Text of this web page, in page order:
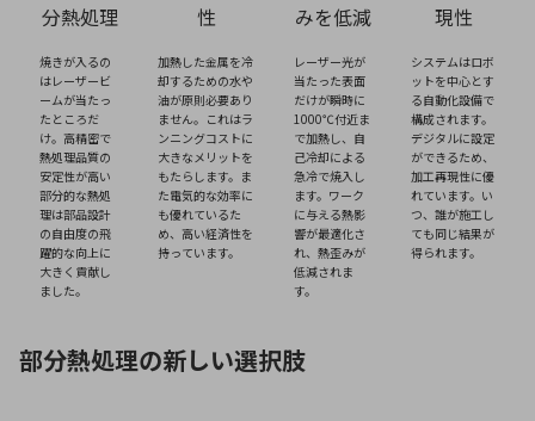
分熱処理
焼きが入るの
はレーザービ
ームが当たっ
たところだ
け。高精密で
熱処理品質の
安定性が高い
部分的な熱処
理は部品設計
の自由度の飛
躍的な向上に
大きく貢献し
ました。
性
加熱した金属を冷
却するための水や
油が原則必要あり
ません。これはラ
ンニングコストに
大きなメリットを
もたらします。ま
た電気的な効率に
も優れているた
め、高い経済性を
持っています。
みを低減
レーザー光が
当たった表面
だけが瞬時に
1000℃付近ま
で加熱し、自
己冷却による
急冷で焼入し
ます。ワーク
に与える熱影
響が最適化さ
れ、熱歪みが
低減されま
す。
現性
システムはロボ
ットを中心とす
る自動化設備で
構成されます。
デジタルに設定
ができるため、
加工再現性に優
れています。い
つ、誰が施工し
ても同じ結果が
得られます。
部分熱処理の新しい選択肢